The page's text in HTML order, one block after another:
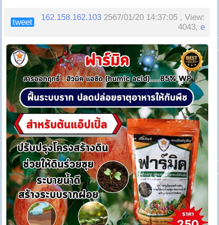
tweet
162.158.162.103 2567/01/20 14:37:05 , View:
4043,e